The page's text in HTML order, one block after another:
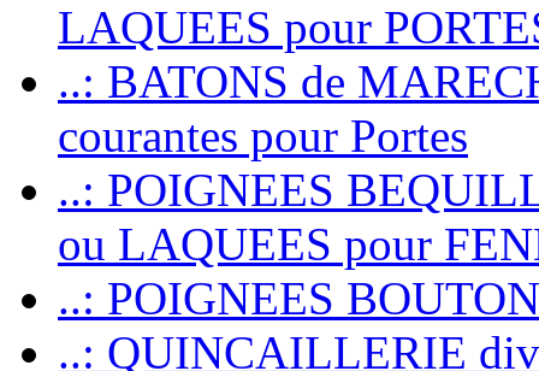
LAQUEES pour
..: BATONS de
courantes pour Portes
..: POIGNEES
ou LAQUEES pour
..: POIGNEES
..: QUINCAILLERIE